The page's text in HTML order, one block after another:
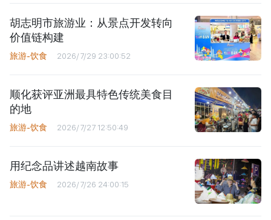
胡志明市旅游业：从景点开发转向
价值链构建
旅游-饮食 2026/7/29 23:00:52
顺化获评亚洲最具特色传统美食目
的地
旅游-饮食 2026/7/27 12:50:49
用纪念品讲述越南故事
旅游-饮食 2026/7/26 24:00:15